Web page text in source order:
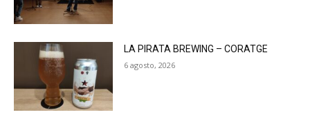
LA PIRATA BREWING – CORATGE
6 agosto, 2026